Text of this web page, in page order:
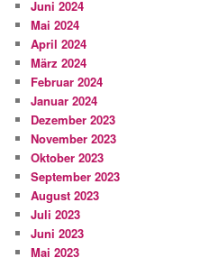
Juni 2024
Mai 2024
April 2024
März 2024
Februar 2024
Januar 2024
Dezember 2023
November 2023
Oktober 2023
September 2023
August 2023
Juli 2023
Juni 2023
Mai 2023